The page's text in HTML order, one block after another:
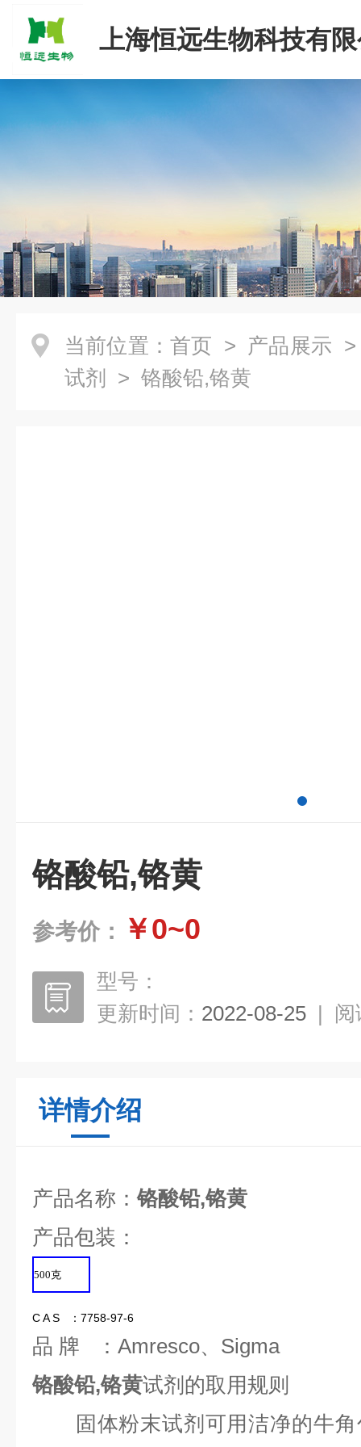
上海恒远生物科技有
当前位置： 首页 > 产品展示
试剂
> 铬酸铅,铬黄
铬酸铅,铬黄
参考价： ￥0~0
型号：
更新时间： 2022-08-25 | 阅
详情介绍
产品名称：铬酸铅,铬黄
产品包装：
500克
C A S ：7758-97-6
品 牌 ：Amresco、Sigma
铬酸铅,铬黄试剂的取用规则
固体粉末试剂可用洁净的牛角